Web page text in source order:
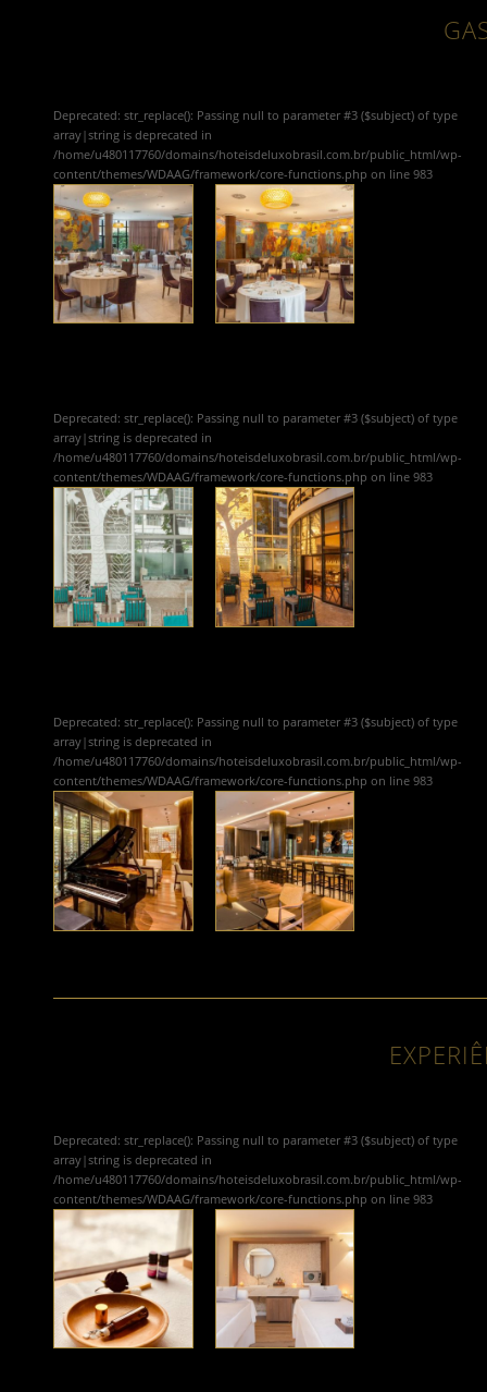
Deprecated: str_replace(): Passing null to parameter #3 ($subject) of type
array|string is deprecated in
/home/u480117760/domains/hoteisdeluxobrasil.com.br/public_html/wp-
content/themes/WDAAG/framework/core-functions.php on line 983
Deprecated: str_replace(): Passing null to parameter #3 ($subject) of type
array|string is deprecated in
/home/u480117760/domains/hoteisdeluxobrasil.com.br/public_html/wp-
content/themes/WDAAG/framework/core-functions.php on line 983
Deprecated: str_replace(): Passing null to parameter #3 ($subject) of type
array|string is deprecated in
/home/u480117760/domains/hoteisdeluxobrasil.com.br/public_html/wp-
content/themes/WDAAG/framework/core-functions.php on line 983
Deprecated: str_replace(): Passing null to parameter #3 ($subject) of type
array|string is deprecated in
/home/u480117760/domains/hoteisdeluxobrasil.com.br/public_html/wp-
content/themes/WDAAG/framework/core-functions.php on line 983